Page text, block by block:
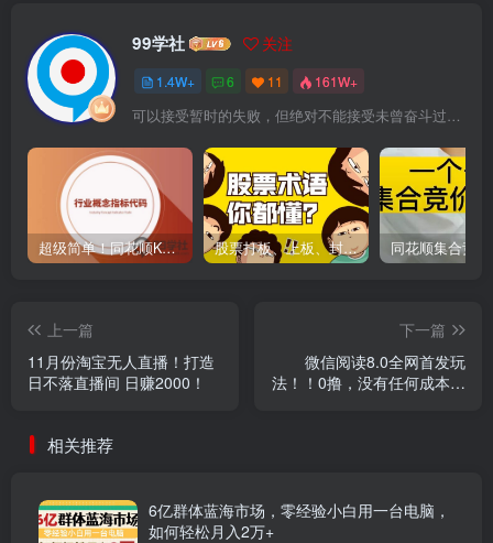
99学社 关注
1.4W+ 6 11 161W+
可以接受暂时的失败，但绝对不能接受未曾奋斗过的自己
超级简单！同花顺K线界面显示行业概念指标代码图解 股票打板、上板、封板、翘板、炸板是什么意思？炒股你必须懂的暗语！
上一篇
11月份淘宝无人直播！打造
日不落直播间 日赚2000！
下一篇
微信阅读8.0全网首发玩
法！！0撸，没有任何成本有
相关推荐
6亿群体蓝海市场，零经验小白用一台电脑，
如何轻松月入2万+